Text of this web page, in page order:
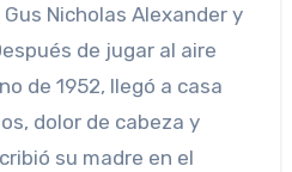
Nicholas Alexander y
de jugar al aire
de 1952, llegó a casa
dolor de cabeza y
su madre en el